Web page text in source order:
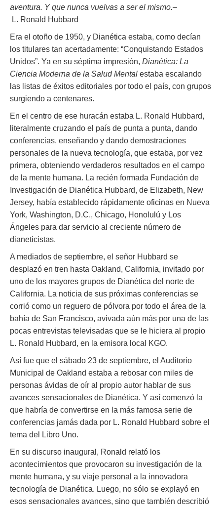
aventura. Y que nunca vuelvas a ser el mismo.–
L. Ronald Hubbard
Era el otoño de 1950, y Dianética estaba, como decían
los titulares tan acertadamente: “Conquistando Estados
Unidos”. Ya en su séptima impresión, Dianética: La
Ciencia Moderna de la Salud Mental estaba escalando
las listas de éxitos editoriales por todo el país, con grupos
surgiendo a centenares.
En el centro de ese huracán estaba L. Ronald Hubbard,
literalmente cruzando el país de punta a punta, dando
conferencias, enseñando y dando demostraciones
personales de la nueva tecnología, que estaba, por vez
primera, obteniendo verdaderos resultados en el campo
de la mente humana. La recién formada Fundación de
Investigación de Dianética Hubbard, de Elizabeth, New
Jersey, había establecido rápidamente oficinas en Nueva
York, Washington, D.C., Chicago, Honolulú y Los
Ángeles para dar servicio al creciente número de
dianeticistas.
A mediados de septiembre, el señor Hubbard se
desplazó en tren hasta Oakland, California, invitado por
uno de los mayores grupos de Dianética del norte de
California. La noticia de sus próximas conferencias se
corrió como un reguero de pólvora por todo el área de la
bahía de San Francisco, avivada aún más por una de las
pocas entrevistas televisadas que se le hiciera al propio
L. Ronald Hubbard, en la emisora local KGO.
Así fue que el sábado 23 de septiembre, el Auditorio
Municipal de Oakland estaba a rebosar con miles de
personas ávidas de oír al propio autor hablar de sus
avances sensacionales de Dianética. Y así comenzó la
que habría de convertirse en la más famosa serie de
conferencias jamás dada por L. Ronald Hubbard sobre el
tema del Libro Uno.
En su discurso inaugural, Ronald relató los
acontecimientos que provocaron su investigación de la
mente humana, y su viaje personal a la innovadora
tecnología de Dianética. Luego, no sólo se explayó en
esos sensacionales avances, sino que también describió